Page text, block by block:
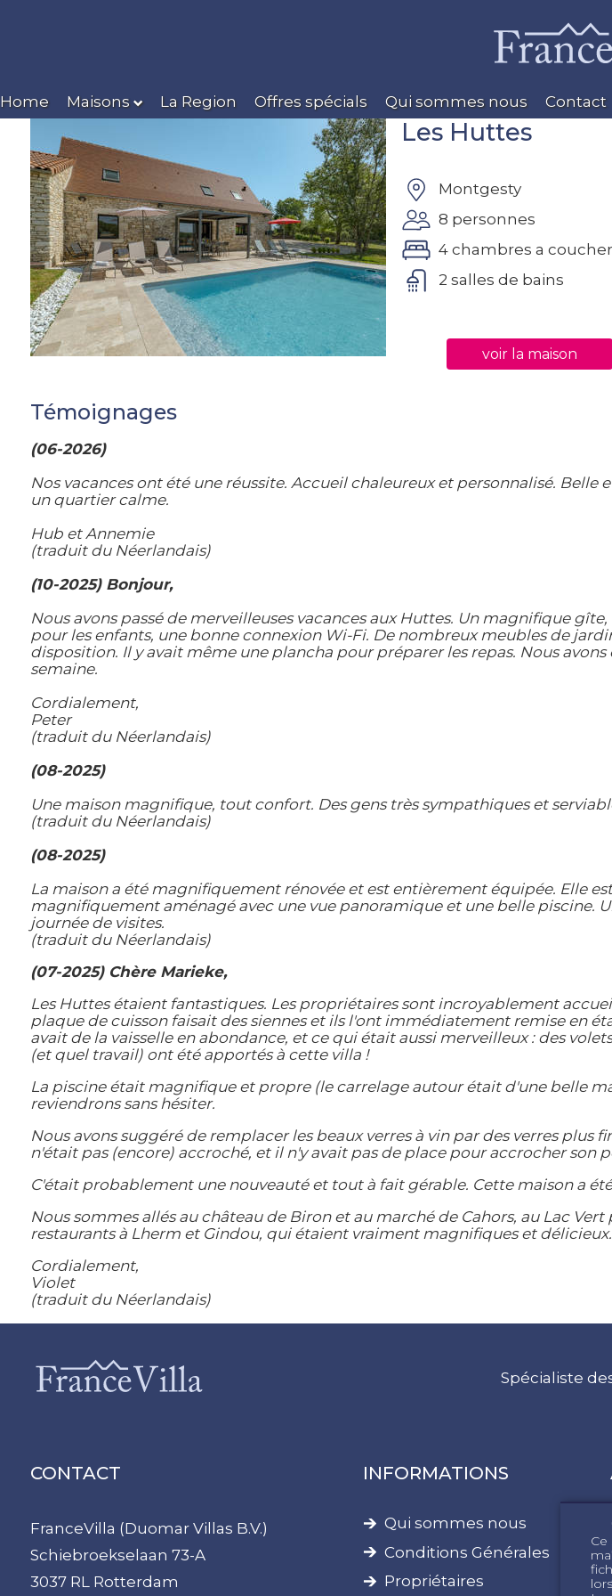
Home Maisons La Region Offres spécials Qui sommes nous Contact
Les Huttes
Montgesty
8 personnes
4 chambres a coucher
2 salles de bains
voir la maison
Témoignages
(06-2026)
Nos vacances ont été une réussite. Accueil chaleureux et personnalisé.
un quartier calme.
Hub et Annemie
(traduit du Néerlandais)
(10-2025) Bonjour,
Nous avons passé de merveilleuses vacances aux Huttes. Un magnifique
pour les enfants, une bonne connexion Wi-Fi. De nombreux meubles de
disposition. Il y avait même une plancha pour préparer les repas. Nous
semaine.
Cordialement,
Peter
(traduit du Néerlandais)
(08-2025)
Une maison magnifique, tout confort. Des gens très sympathiques et
(traduit du Néerlandais)
(08-2025)
La maison a été magnifiquement rénovée et est entièrement équipée. Elle
magnifiquement aménagé avec une vue panoramique et une belle piscine.
journée de visites.
(traduit du Néerlandais)
(07-2025) Chère Marieke,
Les Huttes étaient fantastiques. Les propriétaires sont incroyablement
plaque de cuisson faisait des siennes et ils l'ont immédiatement remise en
avait de la vaisselle en abondance, et ce qui était aussi merveilleux : des
(et quel travail) ont été apportés à cette villa !
La piscine était magnifique et propre (le carrelage autour était d'une belle
reviendrons sans hésiter.
Nous avons suggéré de remplacer les beaux verres à vin par des verres
n'était pas (encore) accroché, et il n'y avait pas de place pour accrocher son
C'était probablement une nouveauté et tout à fait gérable. Cette maison a
Nous sommes allés au château de Biron et au marché de Cahors, au Lac
restaurants à Lherm et Gindou, qui étaient vraiment magnifiques et
Cordialement,
Violet
(traduit du Néerlandais)
Spécialiste
CONTACT
FranceVilla (Duomar Villas B.V.)
Schiebroekselaan 73-A
3037 RL Rotterdam
INFORMATIONS
Qui sommes nous
Conditions Générales
Propriétaires
Ce